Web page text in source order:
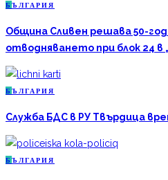
Б ЪЛГАРИЯ
Община Сливен решава 50-
отводняването при блок 24 в
Б ЪЛГАРИЯ
Служба БДС в РУ Твърдица
Б ЪЛГАРИЯ